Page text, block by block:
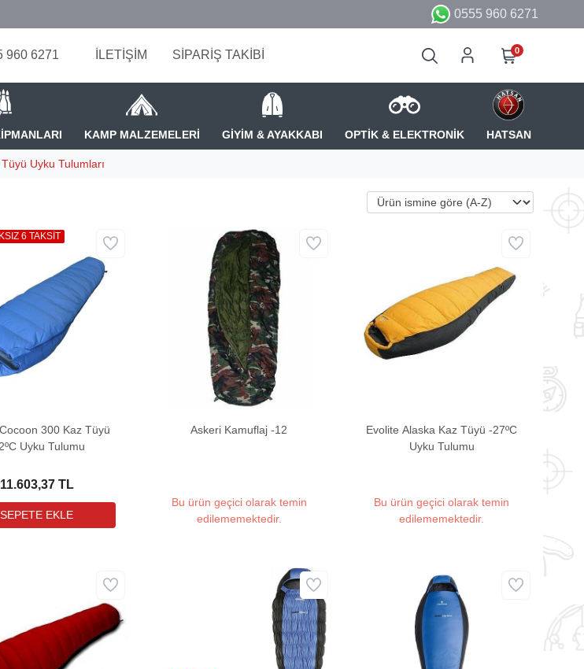
0555 960 6271
960 6271 İLETİŞİM SİPARİŞ TAKİBİ 0
KAMP MALZEMELERİ GİYİM & AYAKKABI OPTİK & ELEKTRONİK HATSAN
Uyku Tulumları
300 Kaz Tüyü
Uyku Tulumu
11.603,37 TL
6 TAKSİT
Askeri Kamuflaj -12
Bu ürün geçici olarak temin
edilememektedir.
Evolite Alaska Kaz Tüyü -27ºC
Uyku Tulumu
Bu ürün geçici olarak temin
edilememektedir.